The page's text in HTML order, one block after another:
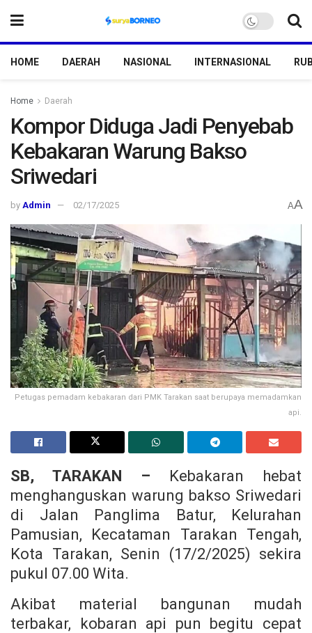
HOME DAERAH NASIONAL INTERNASIONAL
Home Daerah
Kompor Diduga Jadi Penyebab
Kebakaran Warung Bakso
Sriwedari
by Admin 02/17/2025 AA
Petugas pemadam kebakaran dari PMK Tarakan saat berupaya memadamkan
api.
SB, TARAKAN – Kebakaran hebat
menghanguskan warung bakso Sriwedari
di Jalan Panglima Batur, Kelurahan
Pamusian, Kecataman Tarakan Tengah,
Kota Tarakan, Senin (17/2/2025) sekira
pukul 07.00 Wita.
Akibat material bangunan mudah
terbakar, kobaran api pun begitu cepat